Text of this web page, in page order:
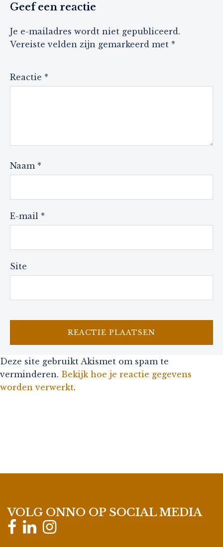
Geef een reactie
Je e-mailadres wordt niet gepubliceerd.
Vereiste velden zijn gemarkeerd met *
Reactie *
Naam *
E-mail *
Site
Deze site gebruikt Akismet om spam te
verminderen. Bekijk hoe je reactie gegevens
worden verwerkt.
VOLG ONNO OP SOCIAL MEDIA